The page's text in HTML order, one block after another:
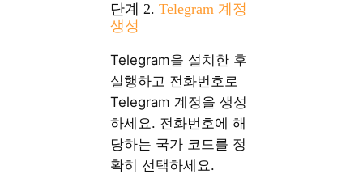
단계 2.Telegram 계정
생성
Telegram을 설치한 후
실행하고 전화번호로
Telegram 계정을 생성
하세요. 전화번호에 해
당하는 국가 코드를 정
확히 선택하세요.